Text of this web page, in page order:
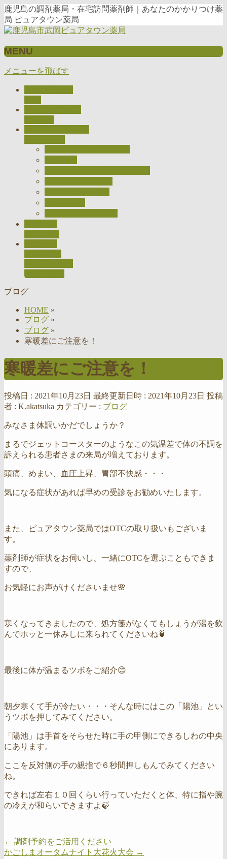
鹿児島の調剤薬局・在宅訪問薬剤師｜あなたのかかりつけ薬
局 ピュアタウン薬局
MENU
メニューを飛ばす
CONTACT
ブログ
HOME »
ブログ »
ブログ »
寒暖差にご注意を！
寒暖差にご注意を！
投稿日 : 2021年10月23日 最終更新日時 : 2021年10月23日 投稿
者 : K.akatsuka カテゴリー : ブログ
みなさま体調いかだでしょうか？
まるでジェットコースターのようなこの気温差で体の不調を
訴えられる患者さまの来局が増えております。
頭痛、めまい、血圧上昇、胃部不快感・・・
気になる症状があれば早めの受診をお勧めいたします。
また、ピュアタウン薬局ではOTCの取り扱いもございま
す。
薬剤師が症状をお伺いし、一緒にOTCを選ぶこともできま
すので、
お気軽にお声がけくださいませ🌸
寒くなってきましたので、処方箋がなくてもしょうが湯を飲
んでホッと一休みしに来られてくださいね🍵
最後に体が温まるツボをご紹介😊
朝夕寒くて手が冷たい・・・そんな時にはこの「陽池」とい
うツボを押してみてください。
「陽池」は手首をそらせた時に手の甲側にできるしわの中央
にあります。
ここを反対側の手の親指で６秒間押しもんでみてください
ね。
できれば左右１０回くらい行っていただくと体、特に指や腕
の冷えが和らいできますよ🍃
← 調剤予約をご活用ください
かごしまオータムナイト大花火大会 →